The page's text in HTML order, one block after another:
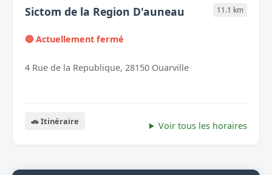
Sictom de la Region D'auneau 11.1 km
🔴 Actuellement fermé
4 Rue de la Republique, 28150 Ouarville
🚗 Itinéraire Voir tous les horaires